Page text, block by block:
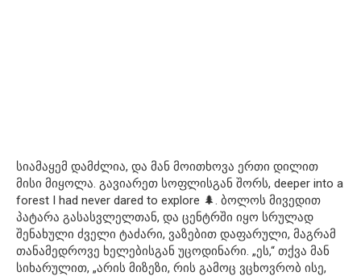
სიამაყემ დამძლია, და მან მოითხოვა ერთი დილით
მისი მიყოლა. გავიარეთ სოფლისგან შორს, deeper into a
forest I had never dared to explore 🌲. ბოლოს მივედით
პატარა გასასვლელთან, და ცენტრში იყო სრულად
შენახული ძველი ტაძარი, ვაზებით დაფარული, მაგრამ
თანამედროვე ხელებისგან უცოდინარი. „ეს,“ თქვა მან
სიხარულით, „არის მიზეზი, რის გამოც ვცხოვრობ ისე,